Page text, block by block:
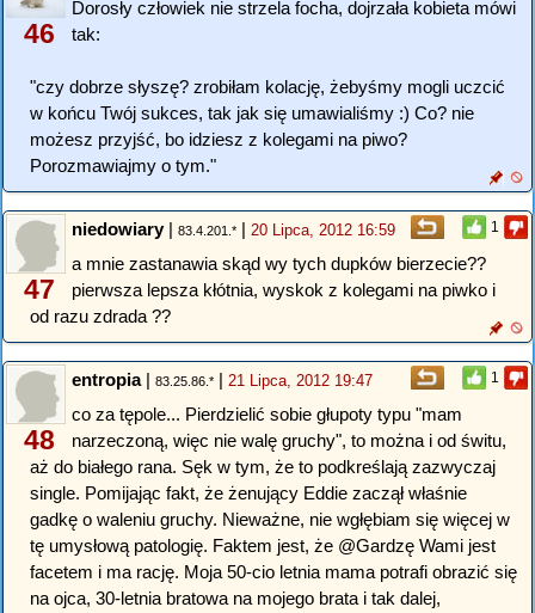
46
Dorosły człowiek nie strzela focha, dojrzała kobieta mówi
tak:
"czy dobrze słyszę? zrobiłam kolację, żebyśmy mogli uczcić
w końcu Twój sukces, tak jak się umawialiśmy :) Co? nie
możesz przyjść, bo idziesz z kolegami na piwo?
Porozmawiajmy o tym."
1
47
niedowiary| 83.4.201.* | 20 Lipca, 2012 16:59
a mnie zastanawia skąd wy tych dupków bierzecie??
pierwsza lepsza kłótnia, wyskok z kolegami na piwko i
od razu zdrada ??
1
48
entropia| 83.25.86.* | 21 Lipca, 2012 19:47
co za tępole... Pierdzielić sobie głupoty typu "mam
narzeczoną, więc nie walę gruchy", to można i od świtu,
aż do białego rana. Sęk w tym, że to podkreślają zazwyczaj
single. Pomijając fakt, że żenujący Eddie zaczął właśnie
gadkę o waleniu gruchy. Nieważne, nie wgłębiam się więcej w
tę umysłową patologię. Faktem jest, że @Gardzę Wami jest
facetem i ma rację. Moja 50-cio letnia mama potrafi obrazić się
na ojca, 30-letnia bratowa na mojego brata i tak dalej,